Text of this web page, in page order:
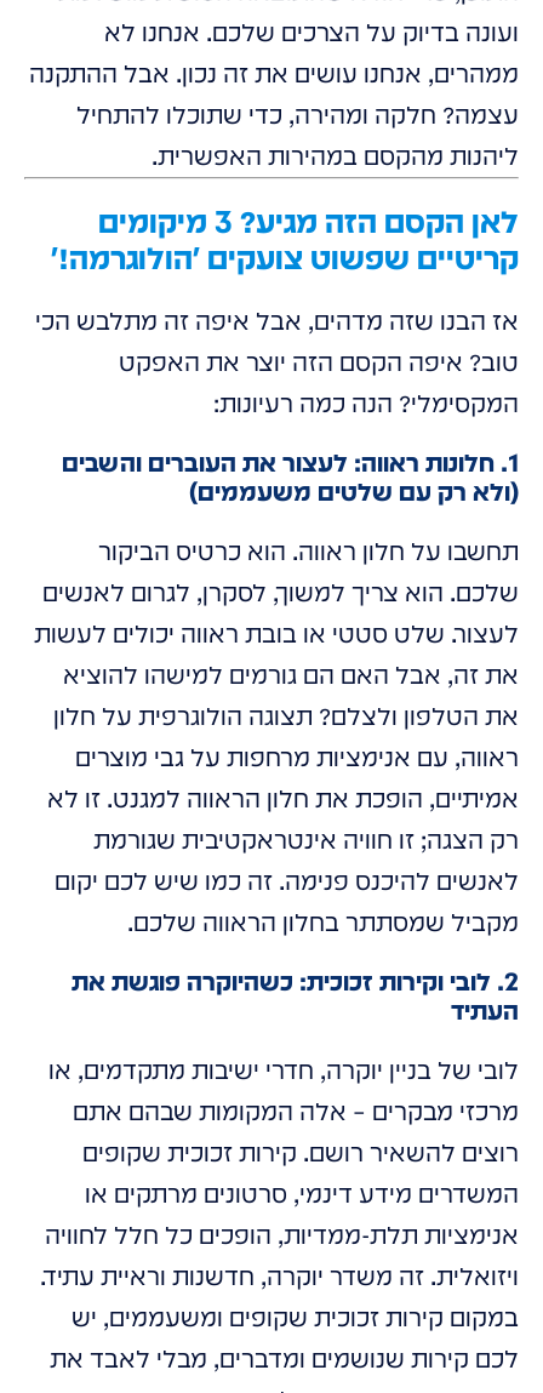
ועונה בדיוק על הצרכים שלכם. אנחנו לא
ממהרים, אנחנו עושים את זה נכון. אבל ההתקנה
עצמה? חלקה ומהירה, כדי שתוכלו להתחיל
ליהנות מהקסם במהירות האפשרית.
לאן הקסם הזה מגיע? 3 מיקומים
קריטיים שפשוט צועקים 'הולוגרמה!'
אז הבנו שזה מדהים, אבל איפה זה מתלבש הכי
טוב? איפה הקסם הזה יוצר את האפקט
המקסימלי? הנה כמה רעיונות:
1. חלונות ראווה: לעצור את העוברים והשבים
(ולא רק עם שלטים משעממים)
תחשבו על חלון ראווה. הוא כרטיס הביקור
שלכם. הוא צריך למשוך, לסקרן, לגרום לאנשים
לעצור. שלט סטטי או בובת ראווה יכולים לעשות
את זה, אבל האם הם גורמים למישהו להוציא
את הטלפון ולצלם? תצוגה הולוגרפית על חלון
ראווה, עם אנימציות מרחפות על גבי מוצרים
אמיתיים, הופכת את חלון הראווה למגנט. זו לא
רק הצגה; זו חוויה אינטראקטיבית שגורמת
לאנשים להיכנס פנימה. זה כמו שיש לכם יקום
מקביל שמסתתר בחלון הראווה שלכם.
2. לובי וקירות זכוכית: כשהיוקרה פוגשת את
העתיד
לובי של בניין יוקרה, חדרי ישיבות מתקדמים, או
מרכזי מבקרים – אלה המקומות שבהם אתם
רוצים להשאיר רושם. קירות זכוכית שקופים
המשדרים מידע דינמי, סרטונים מרתקים או
אנימציות תלת-ממדיות, הופכים כל חלל לחוויה
ויזואלית. זה משדר יוקרה, חדשנות וראיית עתיד.
במקום קירות זכוכית שקופים ומשעממים, יש
לכם קירות שנושמים ומדברים, מבלי לאבד את